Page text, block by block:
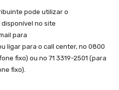
pode utilizar o
no site
para
ligar para o call center, no 0800
fixo) ou no 71 3319-2501 (para
fixo).